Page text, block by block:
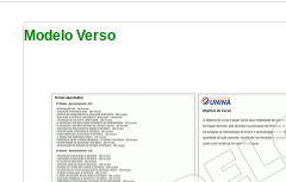
Modelo Verso